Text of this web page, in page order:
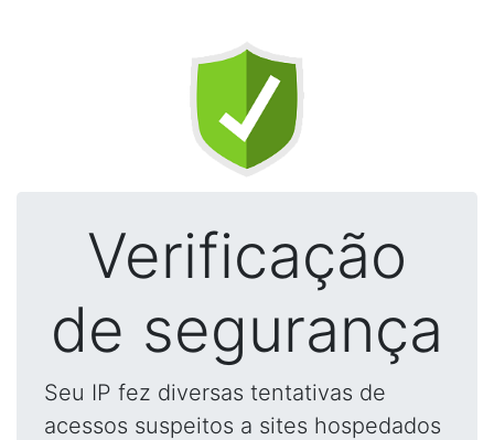
Verificação
de segurança
Seu IP fez diversas tentativas de
acessos suspeitos a sites hospedados